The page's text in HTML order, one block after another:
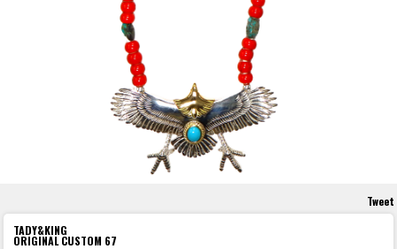
Tweet
TADY&KING
ORIGINAL CUSTOM 67